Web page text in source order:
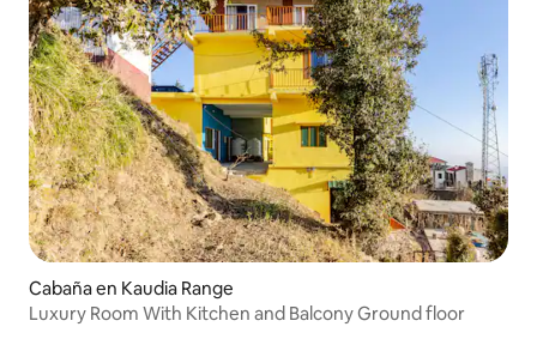
Cabaña en Kaudia Range
Luxury Room With Kitchen and Balcony Ground floor